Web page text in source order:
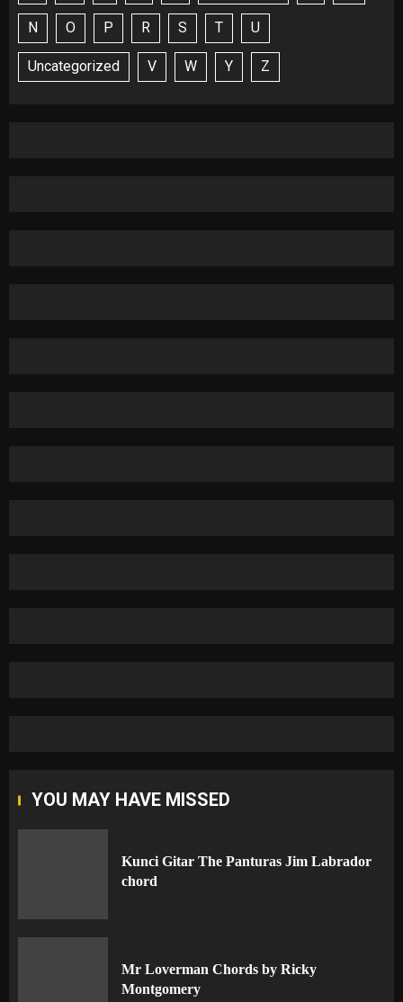
N O P R S T U
Uncategorized V W Y Z
YOU MAY HAVE MISSED
Kunci Gitar The Panturas Jim Labrador
chord
Mr Loverman Chords by Ricky
Montgomery